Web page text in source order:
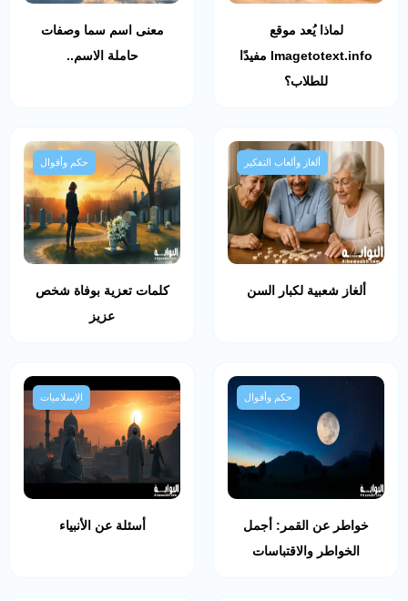
لماذا يُعد موقع
Imagetotext.info مفيدًا
للطلاب؟
معنى اسم سما وصفات
حاملة الاسم..
ألغاز وألعاب التفكير
ألغاز شعبية لكبار السن
حكم وأقوال
كلمات تعزية بوفاة شخص
عزيز
حكم وأقوال
خواطر عن القمر: أجمل
الخواطر والاقتباسات
الإسلاميات
أسئلة عن الأنبياء